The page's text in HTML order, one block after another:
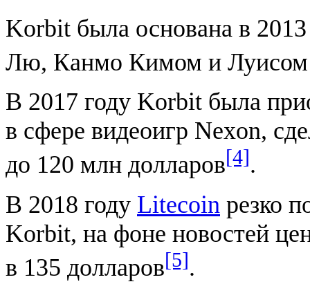
Korbit была основана в
Лю, Канмо Кимом и
В 2017 году Korbit была
в сфере видеоигр Nexon,
до 120 млн долларов[4].
В 2018 году Litecoin резко
Korbit, на фоне новостей
в 135 долларов[5].